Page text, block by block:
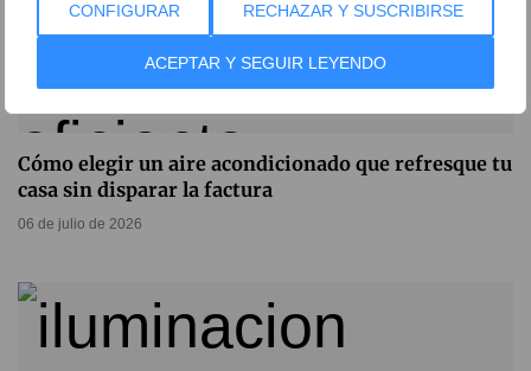
CONFIGURAR RECHAZAR Y SUSCRIBIRSE
ACEPTAR Y SEGUIR LEYENDO
Cómo elegir un aire acondicionado que refresque tu
casa sin disparar la factura
06 de julio de 2026